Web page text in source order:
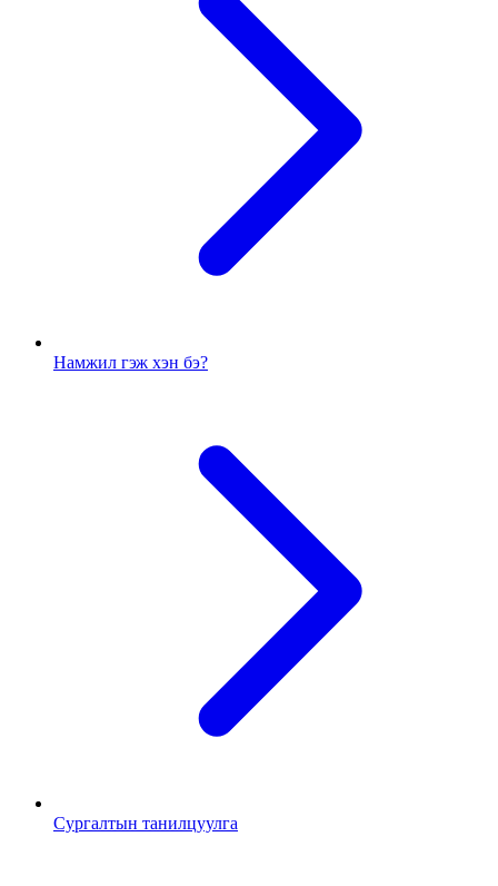
Намжил гэж хэн бэ?
Сургалтын танилцуулга